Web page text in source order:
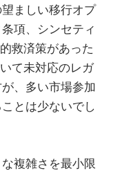
ましい移行オプ
項、シンセティ
救済策があった
て未対応のレガ
、多い市場参加
とは少ないでし
複雑さを最小限